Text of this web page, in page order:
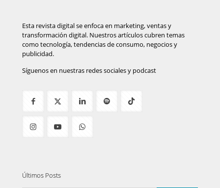
Esta revista digital se enfoca en marketing, ventas y
transformación digital. Nuestros artículos cubren temas
como tecnología, tendencias de consumo, negocios y
publicidad.
Síguenos en nuestras redes sociales y podcast
Últimos Posts